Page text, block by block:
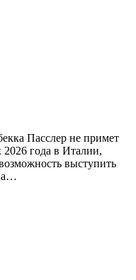
Пасслер не примет
года в Италии,
выступить